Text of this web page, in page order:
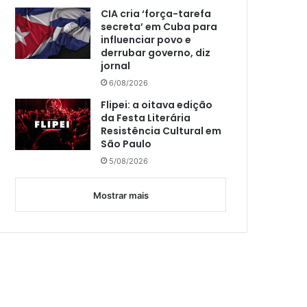
CIA cria ‘força-tarefa
secreta’ em Cuba para
influenciar povo e
derrubar governo, diz
jornal
6/08/2026
Flipei: a oitava edição
da Festa Literária
Resistência Cultural em
São Paulo
5/08/2026
Mostrar mais